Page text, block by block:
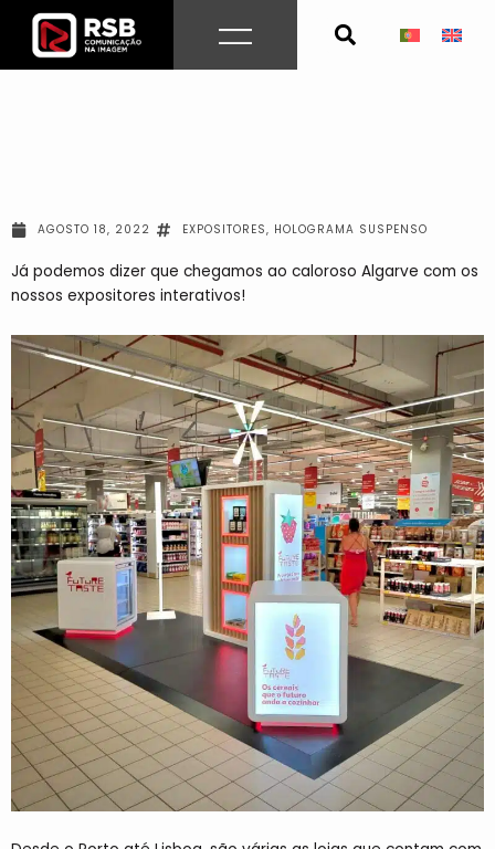
content
AGOSTO 18, 2022 EXPOSITORES, HOLOGRAMA SUSPENSO
Já podemos dizer que chegamos ao caloroso Algarve com os
nossos expositores interativos!